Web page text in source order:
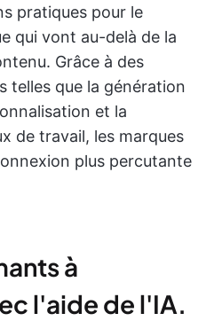
pratiques pour le
qui vont au-delà de la
Grâce à des
telles que la génération
et la
de travail, les marques
plus percutante
à
l'aide de l'IA.